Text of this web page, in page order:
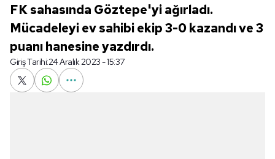
FK sahasında Göztepe'yi ağırladı.
Mücadeleyi ev sahibi ekip 3-0 kazandı ve 3
puanı hanesine yazdırdı.
Giriş Tarihi:24 Aralık 2023 - 15:37